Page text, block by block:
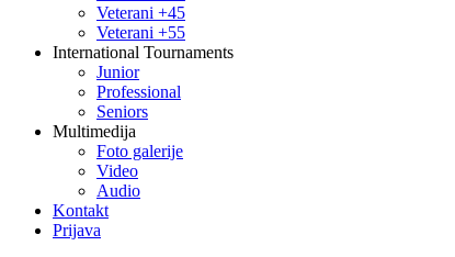
Veterani +45
Veterani +55
International Tournaments
Junior
Professional
Seniors
Multimedija
Foto galerije
Video
Audio
Kontakt
Prijava